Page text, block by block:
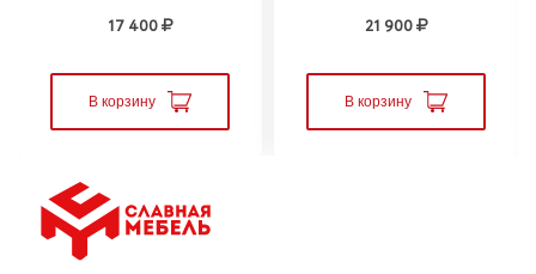
17 400
В корзину
21 900
В корзину